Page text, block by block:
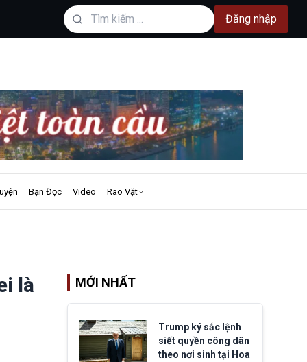
Đăng nhập
Bạn Đọc Video Rao Vặt
là
MỚI NHẤT
Trump ký sắc lệnh
siết quyền công dân
theo nơi sinh tại Hoa